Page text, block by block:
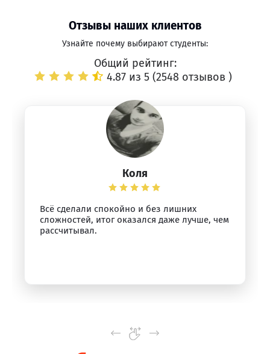
Отзывы наших клиентов
Узнайте почему выбирают студенты:
Общий рейтинг:
4.87 из 5 (2548 отзывов )
Коля
Всё сделали спокойно и без лишних
сложностей, итог оказался даже лучше, чем
рассчитывал.